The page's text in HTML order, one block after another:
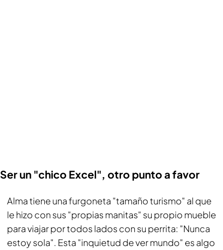
Ser un "chico Excel", otro punto a favor
Alma tiene una furgoneta "tamaño turismo" al que
le hizo con sus "propias manitas" su propio mueble
para viajar por todos lados con su perrita: "Nunca
estoy sola". Esta "inquietud de ver mundo" es algo